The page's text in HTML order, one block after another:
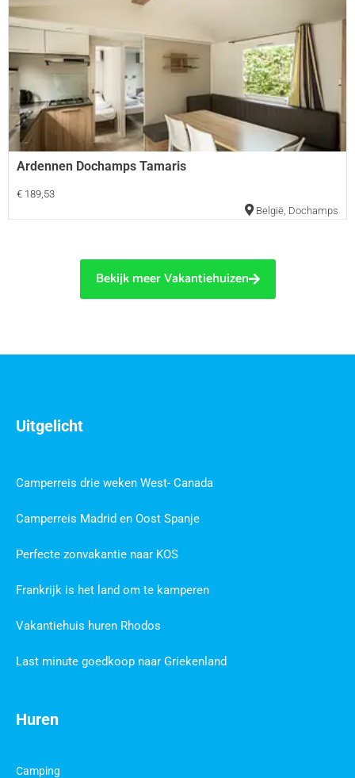
Ardennen Dochamps Tamaris
€ 189,53
België, Dochamps
Bekijk meer Vakantiehuizen
Huren
Camping
Uitgelicht
Camperreis drie weken West- Canada
Camperreis Madrid en Oost Spanje
Perfecte zonvakantie naar KOS
Frankrijk is het land om te kamperen
Vakantiehuis huren Rhodos
Last minute goedkoop naar Griekenland